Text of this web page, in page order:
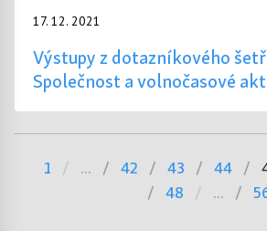
17. 12. 2021
Výstupy z dotazníkového
Společnost a volnočasové
1 ... 42 43 44
48
...